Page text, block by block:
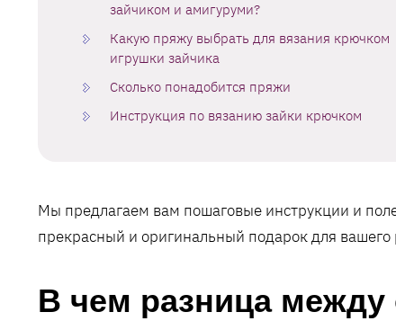
зайчиком и амигуруми?
Какую пряжу выбрать для вязания крючком
игрушки зайчика
Сколько понадобится пряжи
Инструкция по вязанию зайки крючком
Мы предлагаем вам пошаговые инструкции и
прекрасный и оригинальный подарок для вашего
В чем разница